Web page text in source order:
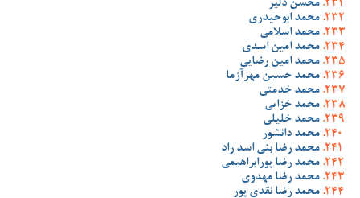
محسن دلیر
محمد ابوحیدری
محمد اسلامی
محمد امین اسدی
محمد امین رضایی
محمد حسین مهرآزما
محمد خدمتی
محمد خزایی
محمد خلیلی
محمد دانشور
محمد رضا بنی اسد راد
محمد رضا پورابراهیمی
محمد رضا مهدوی
محمد رضا نقدی پور